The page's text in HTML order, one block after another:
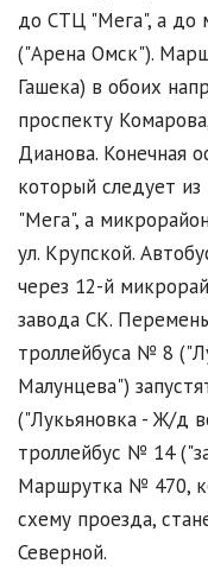
до СТЦ "Мега", а до
("Арена Омск").
Гашека) в обоих
проспекту
Дианова. Конечная
который следует
"Мега", а
ул. Крупской.
через 12-й
завода СК.
троллейбуса № 8
Малунцева")
("Лукьяновка - Ж/д
троллейбус № 14
Маршрутка № 470,
схему проезда,
Северной.